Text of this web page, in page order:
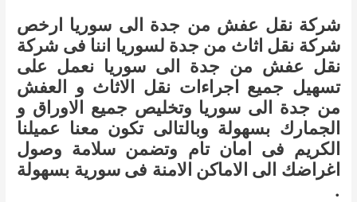
شركة نقل عفش من جدة الى سوريا ارخص
شركة نقل اثاث من جدة لسوريا اننا فى شركة
نقل عفش من جدة الى سوريا نعمل على
تسهيل جميع اجراءات نقل الاثاث و العفش
من جدة الى سوريا وتخليص جميع الاوراق و
الجمارك بسهولة وبالتالى تكون معنا عميلنا
الكريم فى امان تام وتضمن سلامة وصول
اغراضك الى الاماكن الامنة فى سورية بسهولة
.